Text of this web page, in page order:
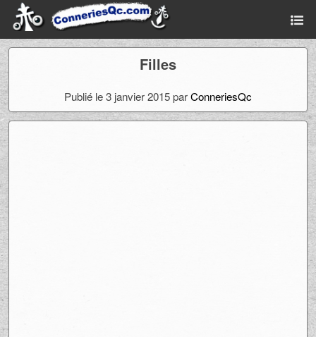
Filles
Publié le 3 janvier 2015 parConneriesQc